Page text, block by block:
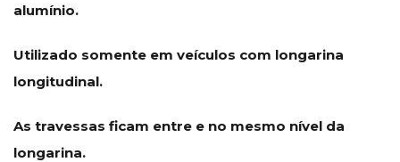
alumínio.
Utilizado somente em veículos com longarina
longitudinal.
As travessas ficam entre e no mesmo nível da
longarina.